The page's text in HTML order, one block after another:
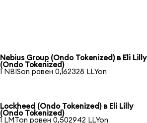
Nebius Group (Ondo Tokenized) в Eli Lilly
(Ondo Tokenized)
1 NBISon равен 0,162328 LLYon
Lockheed (Ondo Tokenized) в Eli Lilly
(Ondo Tokenized)
1 LMTon равен 0,502942 LLYon